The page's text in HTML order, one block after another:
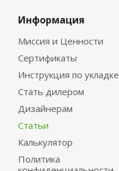
Информация
Миссия и Ценности
Сертификаты
Инструкция по укладке
Стать дилером
Дизайнерам
Статьи
Калькулятор
Политика